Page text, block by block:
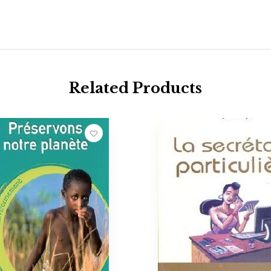
Related Products